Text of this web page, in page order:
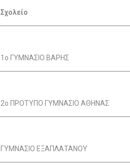
Σχολείο
1ο ΓΥΜΝΑΣΙΟ ΒΑΡΗΣ
2ο ΠΡΟΤΥΠΟ ΓΥΜΝΑΣΙΟ ΑΘΗΝΑΣ
ΓΥΜΝΑΣΙΟ ΕΞΑΠΛΑΤΑΝΟΥ